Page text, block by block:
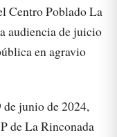
Centro Poblado La
audiencia de juicio
en agravio
junio de 2024,
de La Rinconada